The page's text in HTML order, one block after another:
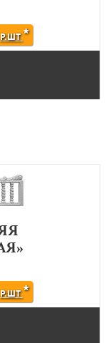
Р.ШТ*
Р.ШТ*